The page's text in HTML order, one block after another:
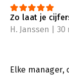
Zo laat je
H. Janssen | 30
Elke